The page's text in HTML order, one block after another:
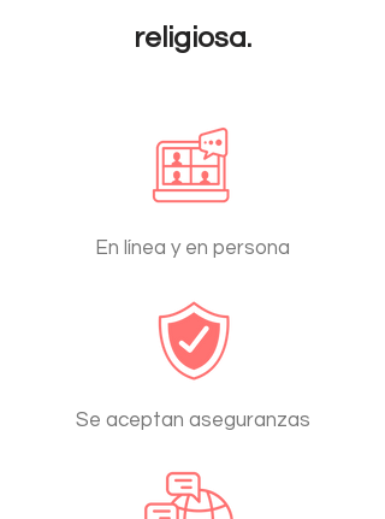
religiosa.
En línea y en persona
Se aceptan aseguranzas